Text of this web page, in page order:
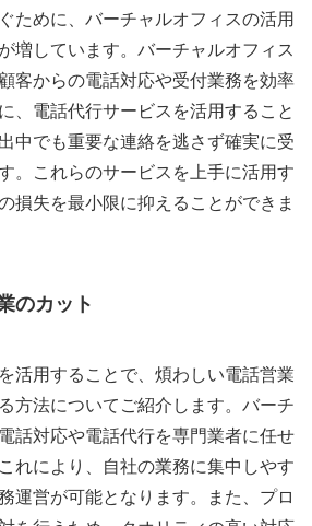
ために、バーチャルオフィスの活用
増しています。バーチャルオフィス
客からの電話対応や受付業務を効率
、電話代行サービスを活用すること
中でも重要な連絡を逃さず確実に受
。これらのサービスを上手に活用す
損失を最小限に抑えることができま
のカット
活用することで、煩わしい電話営業
方法についてご紹介します。バーチ
話対応や電話代行を専門業者に任せ
れにより、自社の業務に集中しやす
運営が可能となります。また、プロ